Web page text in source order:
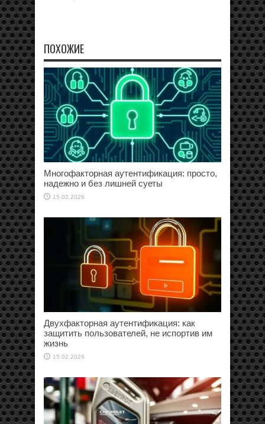
ПОХОЖИЕ
Многофакторная аутентификация: просто,
надежно и без лишней суеты
15.02.2026
Двухфакторная аутентификация: как
защитить пользователей, не испортив им
жизнь
15.02.2026